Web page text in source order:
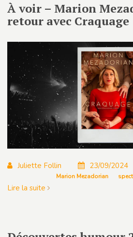
À voir – Marion
retour avec Craquage
Juliette Follin 23/09/2024
Marion Mezadorian
Lire la suite